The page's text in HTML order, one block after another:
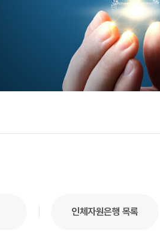
인체자원은행 목록